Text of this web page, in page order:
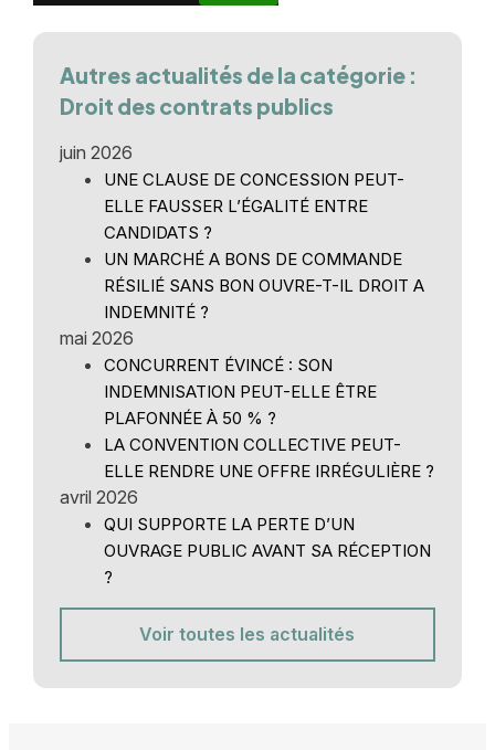
Autres actualités de la catégorie :
Droit des contrats publics
juin 2026
UNE CLAUSE DE CONCESSION PEUT-
ELLE FAUSSER L’ÉGALITÉ ENTRE
CANDIDATS ?
UN MARCHÉ A BONS DE COMMANDE
RÉSILIÉ SANS BON OUVRE-T-IL DROIT A
INDEMNITÉ ?
mai 2026
CONCURRENT ÉVINCÉ : SON
INDEMNISATION PEUT-ELLE ÊTRE
PLAFONNÉE À 50 % ?
LA CONVENTION COLLECTIVE PEUT-
ELLE RENDRE UNE OFFRE IRRÉGULIÈRE ?
avril 2026
QUI SUPPORTE LA PERTE D’UN
OUVRAGE PUBLIC AVANT SA RÉCEPTION
?
Voir toutes les actualités